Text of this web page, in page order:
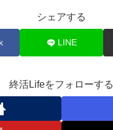
シェアする
LINE
終活Lifeをフォローする